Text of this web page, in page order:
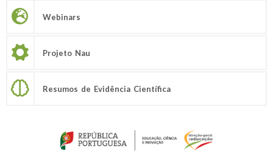
Webinars
Projeto Nau
Resumos de Evidência Científica